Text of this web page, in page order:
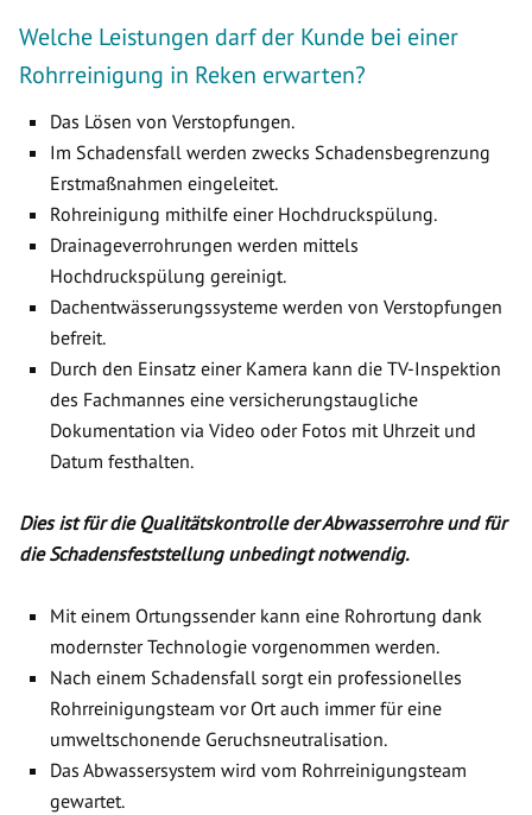
Welche Leistungen darf der Kunde bei einer
Rohrreinigung in Reken erwarten?
Das Lösen von Verstopfungen.
Im Schadensfall werden zwecks Schadensbegrenzung
Erstmaßnahmen eingeleitet.
Rohreinigung mithilfe einer Hochdruckspülung.
Drainageverrohrungen werden mittels
Hochdruckspülung gereinigt.
Dachentwässerungssysteme werden von Verstopfungen
befreit.
Durch den Einsatz einer Kamera kann die TV-Inspektion
des Fachmannes eine versicherungstaugliche
Dokumentation via Video oder Fotos mit Uhrzeit und
Datum festhalten.
Dies ist für die Qualitätskontrolle der Abwasserrohre und für
die Schadensfeststellung unbedingt notwendig.
Mit einem Ortungssender kann eine Rohrortung dank
modernster Technologie vorgenommen werden.
Nach einem Schadensfall sorgt ein professionelles
Rohrreinigungsteam vor Ort auch immer für eine
umweltschonende Geruchsneutralisation.
Das Abwassersystem wird vom Rohrreinigungsteam
gewartet.